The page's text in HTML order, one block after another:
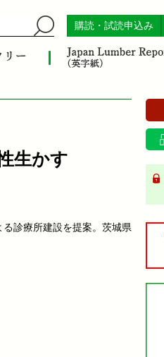
購読・試読申込み
生かす
診療所建設を提案。茨城県